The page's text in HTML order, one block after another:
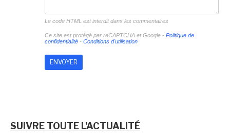
Le code HTML est interdit dans les commentaires
Ce site est protégé par reCAPTCHA et Google - Politique de
confidentialité- Conditions d'utilisation
SUIVRE TOUTE L'ACTUALITÉ